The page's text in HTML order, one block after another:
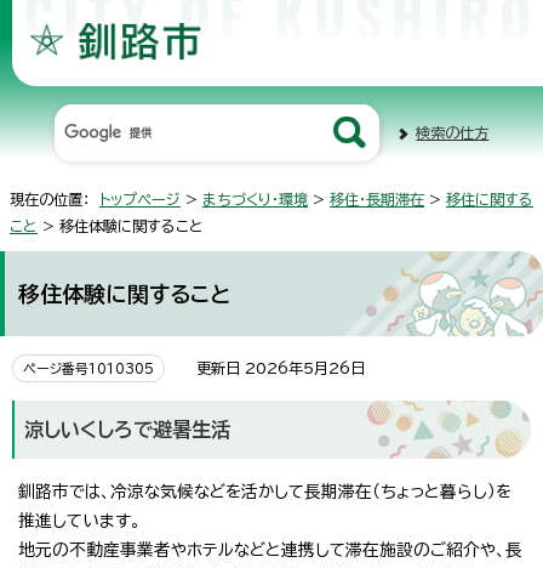
検索の仕方
現在の位置： トップページ > まちづくり・環境 > 移住・長期滞在 > 移住に関する
こと > 移住体験に関すること
移住体験に関すること
ページ番号1010305 更新日 2026年5月26日
涼しいくしろで避暑生活
釧路市では、冷涼な気候などを活かして長期滞在（ちょっと暮らし）を
推進しています。
地元の不動産事業者やホテルなどと連携して滞在施設のご紹介や、長